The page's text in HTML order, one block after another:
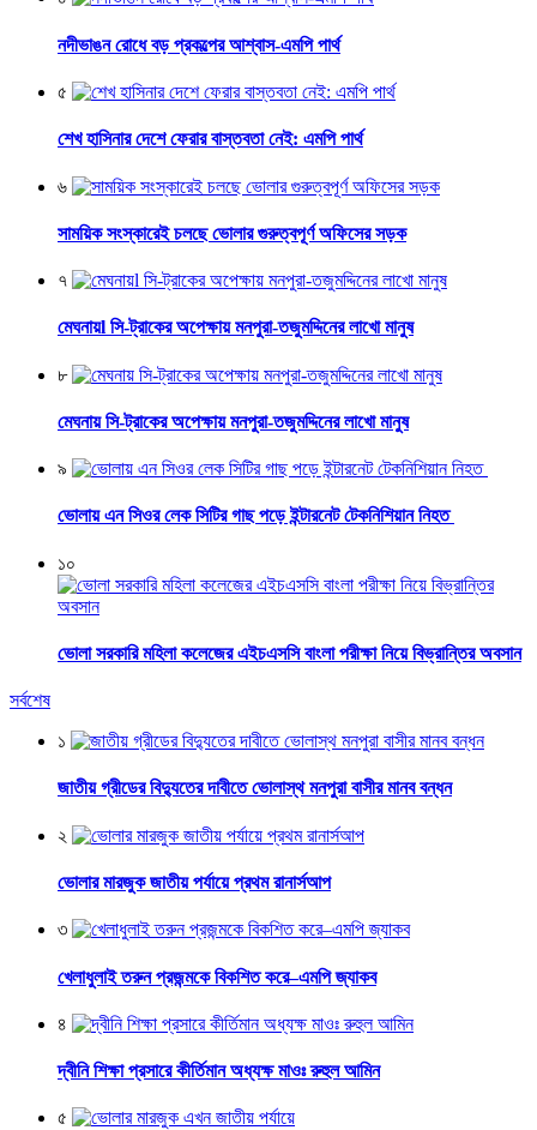
নদীভাঙন রোধে বড় প্রকল্পের আশ্বাস-এমপি পার্থ
৫
শেখ হাসিনার দেশে ফেরার বাস্তবতা নেই: এমপি পার্থ
৬
সাময়িক সংস্কারেই চলছে ভোলার গুরুত্বপূর্ণ অফিসের সড়ক
৭
মেঘনায়l সি-ট্রাকের অপেক্ষায় মনপুরা-তজুমদ্দিনের লাখো মানুষ
৮
মেঘনায় সি-ট্রাকের অপেক্ষায় মনপুরা-তজুমদ্দিনের লাখো মানুষ
৯
ভোলায় এন সিওর লেক সিটির গাছ পড়ে ইন্টারনেট টেকনিশিয়ান নিহত
১০
ভোলা সরকারি মহিলা কলেজের এইচএসসি বাংলা পরীক্ষা নিয়ে বিভ্রান্তির অবসান
সর্বশেষ
১
জাতীয় গ্রীডের বিদ্যুতের দাবীতে ভোলাস্থ মনপুরা বাসীর মানব বন্ধন
২
ভোলার মারজুক জাতীয় পর্যায়ে প্রথম রানার্সআপ
৩
খেলাধুলাই তরুন প্রজন্মকে বিকশিত করে–এমপি জ্যাকব
৪
দ্বীনি শিক্ষা প্রসারে কীর্তিমান অধ্যক্ষ মাওঃ রুহুল আমিন
৫